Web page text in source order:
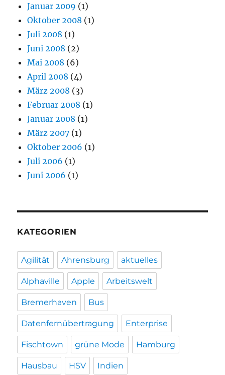
Januar 2009 (1)
Oktober 2008 (1)
Juli 2008 (1)
Juni 2008 (2)
Mai 2008 (6)
April 2008 (4)
März 2008 (3)
Februar 2008 (1)
Januar 2008 (1)
März 2007 (1)
Oktober 2006 (1)
Juli 2006 (1)
Juni 2006 (1)
KATEGORIEN
Agilität Ahrensburg aktuelles
Alphaville Apple Arbeitswelt
Bremerhaven Bus
Datenfernübertragung Enterprise
Fischtown grüne Mode Hamburg
Hausbau HSV Indien